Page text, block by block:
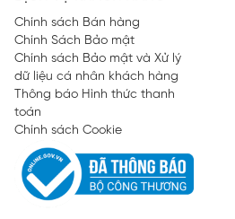
Chính sách Bán hàng
Chính Sách Bảo mật
Chính sách Bảo mật và Xử lý
dữ liệu cá nhân khách hàng
Thông báo Hình thức thanh
toán
Chính sách Cookie